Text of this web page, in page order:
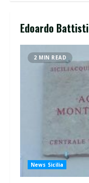
Edoardo Battisti
2 MIN READ
News Sicilia